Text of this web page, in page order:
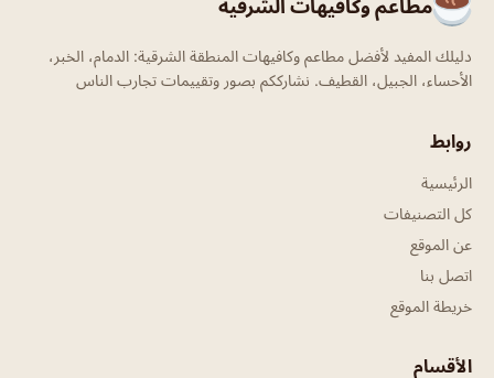
مطاعم وكافيهات الشرقية
دليلك المفيد لأفضل مطاعم وكافيهات المنطقة الشرقية: الدمام، الخبر،
الأحساء، الجبيل، القطيف. نشارككم بصور وتقييمات تجارب الناس
روابط
الرئيسية
كل التصنيفات
عن الموقع
اتصل بنا
خريطة الموقع
الأقسام